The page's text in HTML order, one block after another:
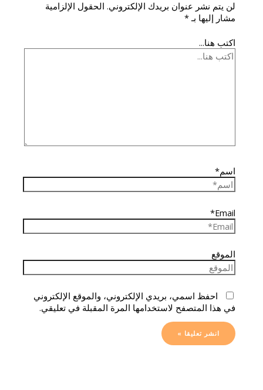
لن يتم نشر عنوان بريدك الإلكتروني. الحقول الإلزامية
مشار إليها بـ*
اكتب هنا...
اسم*
Email*
الموقع
احفظ اسمي، بريدي الإلكتروني، والموقع الإلكتروني
في هذا المتصفح لاستخدامها المرة المقبلة في تعليقي.